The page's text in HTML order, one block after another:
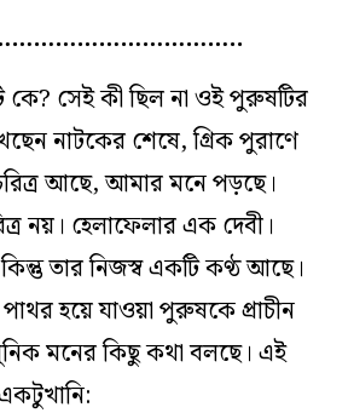
কে? সেই কী ছিল না ওই পুরুষটির
নাটকের শেষে, গ্রিক পুরাণে
আছে, আমার মনে পড়ছে।
নয়। হেলাফেলার এক দেবী।
তার নিজস্ব একটি কণ্ঠ আছে।
হয়ে যাওয়া পুরুষকে প্রাচীন
মনের কিছু কথা বলছে। এই